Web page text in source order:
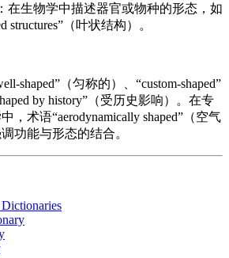
在生物学中描述器官或物种的形态，如
structures”（叶状结构）。
shaped”（匀称的）、“custom-shaped”
by history”（受历史影响）。在专
，术语“aerodynamically shaped”（空气
功能与形态的结合。